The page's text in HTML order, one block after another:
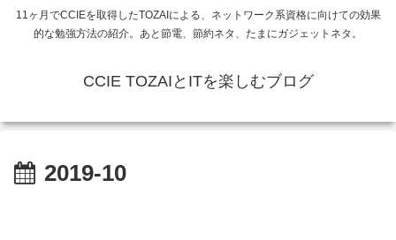
11ヶ月でCCIEを取得したTOZAIによる、ネットワーク系資格に向けての効果
的な勉強方法の紹介。あと節電、節約ネタ、たまにガジェットネタ。
CCIE TOZAIとITを楽しむブログ
2019-10